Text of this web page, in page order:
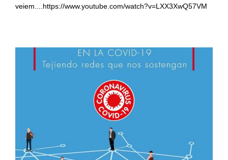
Mujeres»
veiem....https://www.youtube.com/watch?v=LXX3XwQ57VM